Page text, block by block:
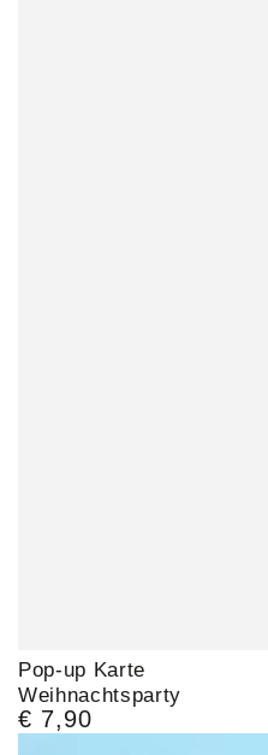
Pop-up Karte
Weihnachtsparty
Regulärer
€ 7,90